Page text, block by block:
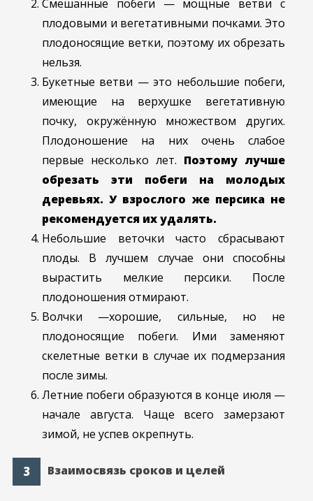
Смешанные побеги — мощные ветви с
плодовыми и вегетативными почками. Это
плодоносящие ветки, поэтому их обрезать
нельзя.
Букетные ветви — это небольшие побеги,
имеющие на верхушке вегетативную
почку, окружённую множеством других.
Плодоношение на них очень слабое
первые несколько лет. Поэтому лучше
обрезать эти побеги на молодых
деревьях. У взрослого же персика не
рекомендуется их удалять.
Небольшие веточки часто сбрасывают
плоды. В лучшем случае они способны
вырастить мелкие персики. После
плодоношения отмирают.
Волчки —хорошие, сильные, но не
плодоносящие побеги. Ими заменяют
скелетные ветки в случае их подмерзания
после зимы.
Летние побеги образуются в конце июля —
начале августа. Чаще всего замерзают
зимой, не успев окрепнуть.
Взаимосвязь сроков и целей